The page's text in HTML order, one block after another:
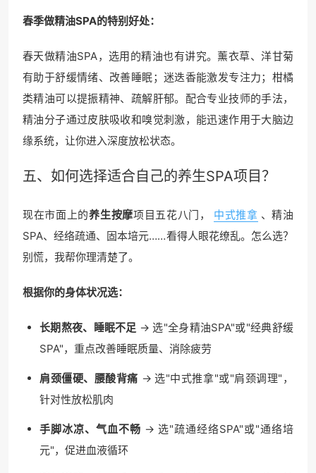
春季做精油SPA的特别好处：
春天做精油SPA，选用的精油也有讲究。薰衣草、洋甘菊
有助于舒缓情绪、改善睡眠；迷迭香能激发专注力；柑橘
类精油可以提振精神、疏解肝郁。配合专业技师的手法，
精油分子通过皮肤吸收和嗅觉刺激，能迅速作用于大脑边
缘系统，让你进入深度放松状态。
五、如何选择适合自己的养生SPA项目？
现在市面上的养生按摩项目五花八门， 中式推拿 、精油
SPA、经络疏通、固本培元……看得人眼花缭乱。怎么选？
别慌，我帮你理清楚了。
根据你的身体状况选：
长期熬夜、睡眠不足 → 选"全身精油SPA"或"经典舒缓
SPA"，重点改善睡眠质量、消除疲劳
肩颈僵硬、腰酸背痛 → 选"中式推拿"或"肩颈调理"，
针对性放松肌肉
手脚冰凉、气血不畅 → 选"疏通经络SPA"或"通络培
元"，促进血液循环